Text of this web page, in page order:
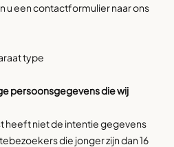
u een contactformulier naar ons
type
persoonsgegevens die wij
heeft niet de intentie gegevens
die jonger zijn dan 16